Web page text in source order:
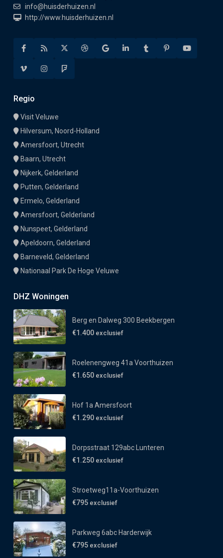
info@huisderhuizen.nl
http://www.huisderhuizen.nl
Regio
Visit Veluwe
Hilversum, Noord-Holland
Amersfoort, Utrecht
Baarn, Utrecht
Nijkerk, Gelderland
Putten, Gelderland
Ermelo, Gelderland
Amersfoort, Gelderland
Nunspeet, Gelderland
Apeldoorn, Gelderland
Barneveld, Gelderland
Nationaal Park De Hoge Veluwe
DHZ Woningen
Berg en Dalweg 300 Beekbergen
€1.400 exclusief
Roelenengweg 41a Voorthuizen
€1.650 exclusief
Hof 1a Amersfoort
€1.290 exclusief
Dorpsstraat 129abc Lunteren
€1.250 exclusief
Stroetweg11a-Voorthuizen
€795 exclusief
Parkweg 6abc Harderwijk
€795 exclusief